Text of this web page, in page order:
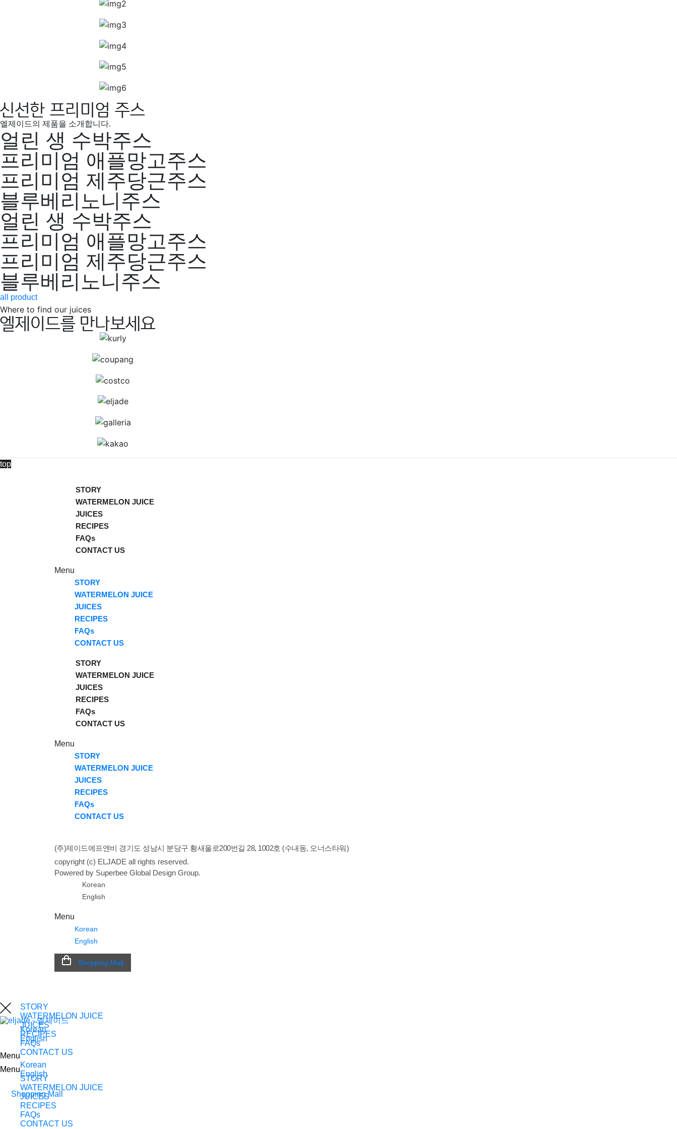
신선한 프리미엄 주스
엘제이드의 제품을 소개합니다.
얼린 생 수박주스
프리미엄 애플망고주스
프리미엄 제주당근주스
블루베리노니주스
얼린 생 수박주스
프리미엄 애플망고주스
프리미엄 제주당근주스
블루베리노니주스
all product
Where to find our juices
엘제이드를 만나보세요
top
STORY
WATERMELON JUICE
JUICES
RECIPES
FAQs
CONTACT US
Menu
STORY
WATERMELON JUICE
JUICES
RECIPES
FAQs
CONTACT US
STORY
WATERMELON JUICE
JUICES
RECIPES
FAQs
CONTACT US
Menu
STORY
WATERMELON JUICE
JUICES
RECIPES
FAQs
CONTACT US
(주)제이드에프앤비 경기도 성남시 분당구 황새울로200번길 28, 1002호 (수내동, 오너스타워)
copyright (c) ELJADE all rights reserved.
Powered by Superbee Global Design Group.
Korean
English
Menu
Korean
English
Shopping Mall
Korean
English
Menu
Korean
English
Shopping Mall
STORY
WATERMELON JUICE
JUICES
RECIPES
FAQs
CONTACT US
Menu
STORY
WATERMELON JUICE
JUICES
RECIPES
FAQs
CONTACT US